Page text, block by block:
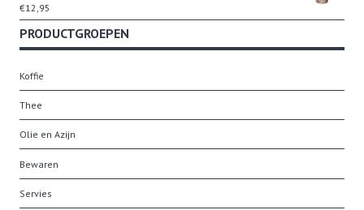
€12,95
PRODUCTGROEPEN
Koffie
Thee
Olie en Azijn
Bewaren
Servies